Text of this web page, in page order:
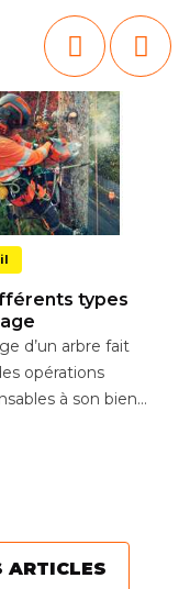
types
d’un arbre fait
opérations
à son bien-
ARTICLES